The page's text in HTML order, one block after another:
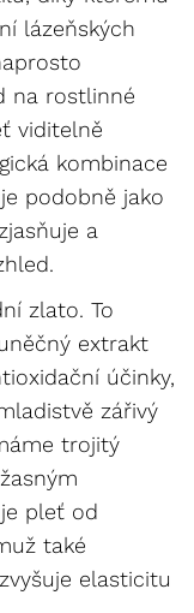
lázeňských
na rostlinné
viditelně
kombinace
podobně jako
a
zlato. To
extrakt
účinky,
zářivý
trojitý
pleť od
také
elasticitu